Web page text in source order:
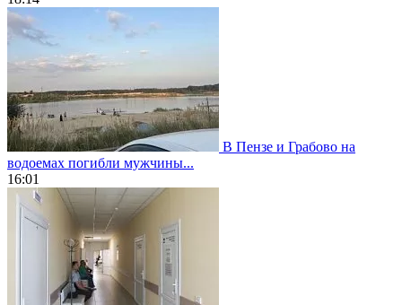
В Пензе и Грабово на
водоемах погибли мужчины...
16:01